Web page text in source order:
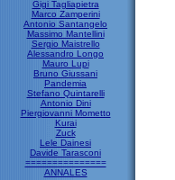
Gigi Tagliapietra
Marco Zamperini
Antonio Santangelo
Massimo Mantellini
Sergio Maistrello
Alessandro Longo
Mauro Lupi
Bruno Giussani
Pandemia
Stefano Quintarelli
Antonio Dini
Piergiovanni Mometto
Kurai
Zuck
Lele Dainesi
Davide Tarasconi
===============
ANNALES